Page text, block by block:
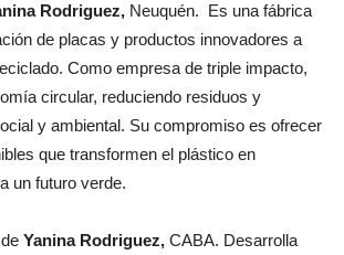
Rodriguez, Neuquén. Es una fábrica
de placas y productos innovadores a
Como empresa de triple impacto,
circular, reduciendo residuos y
y ambiental. Su compromiso es ofrecer
que transformen el plástico en
un futuro verde.
de Yanina Rodriguez, CABA. Desarrolla